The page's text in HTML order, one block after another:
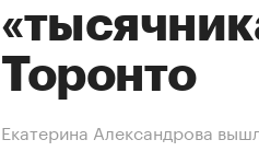
Торонто
Екатерина Александрова